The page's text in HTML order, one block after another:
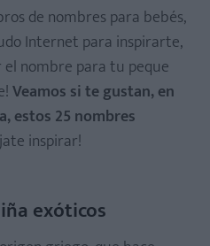
de nombres para bebés,
Internet para inspirarte,
nombre para tu peque
Veamos si te gustan, en
estos 25 nombres
inspirar!
exóticos